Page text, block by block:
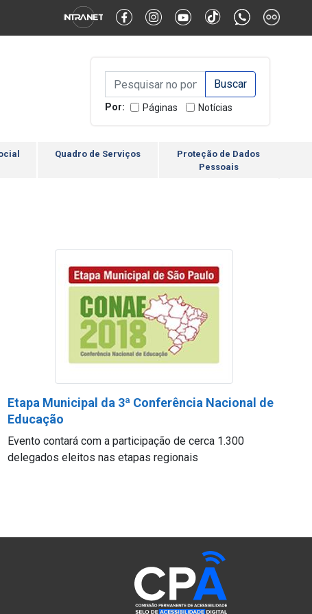
Alternar Alto Contraste Alternar Tamanho da Fonte
Campo de Busca de
Campo de Busca de informaçõesEnviar a Busca
Por: Páginas Notícias
Quadro de Serviços
Proteção de Dados
Pessoais
Etapa Municipal da 3ª Conferência Nacional de
Educação
Evento contará com a participação de cerca 1.300
delegados eleitos nas etapas regionais